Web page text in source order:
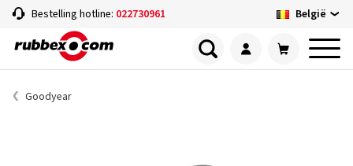
Bestelling hotline: 022730961 België
Goodyear